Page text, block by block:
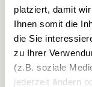
platziert, damit
Ihnen somit die
die Sie
zu Ihrer
(z.B. soziale
jederzeit ändern